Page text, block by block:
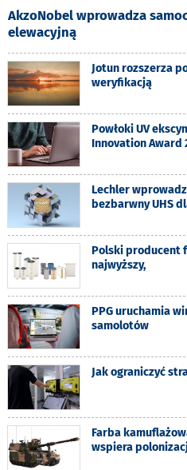
AkzoNobel wprowadza
elewacyjną
Jotun rozszerza
weryfikacją
Powłoki UV
Innovation Award
Lechler
bezbarwny UHS
Polski producent
najwyższy,
PPG uruchamia
samolotów
Jak ograniczyć
Farba
wspiera